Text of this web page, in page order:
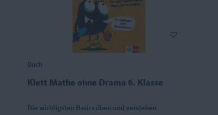
Buch
Klett Mathe ohne Drama 6. Klasse
Die wichtigsten Basics üben und verstehen